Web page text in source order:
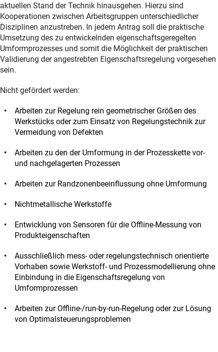
aktuellen Stand der Technik hinausgehen. Hierzu sind
Kooperationen zwischen Arbeitsgruppen unterschiedlicher
Disziplinen anzustreben. In jedem Antrag soll die praktische
Umsetzung des zu entwickelnden eigenschaftsgeregelten
Umformprozesses und somit die Möglichkeit der praktischen
Validierung der angestrebten Eigenschaftsregelung vorgesehen
sein.
Nicht gefördert werden:
Arbeiten zur Regelung rein geometrischer Größen des
Werkstücks oder zum Einsatz von Regelungstechnik zur
Vermeidung von Defekten
Arbeiten zu den der Umformung in der Prozesskette vor-
und nachgelagerten Prozessen
Arbeiten zur Randzonenbeeinflussung ohne Umformung
Nichtmetallische Werkstoffe
Entwicklung von Sensoren für die Offline-Messung von
Produkteigenschaften
Ausschließlich mess- oder regelungstechnisch orientierte
Vorhaben sowie Werkstoff- und Prozessmodellierung ohne
Einbindung in die Eigenschaftsregelung von
Umformprozessen
Arbeiten zur Offline-/run-by-run-Regelung oder zur Lösung
von Optimalsteuerungsproblemen